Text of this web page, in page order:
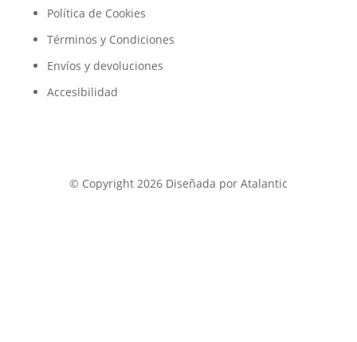
Política de Cookies
Términos y Condiciones
Envíos y devoluciones
Accesibilidad
© Copyright 2026 Diseñada por Atalantic